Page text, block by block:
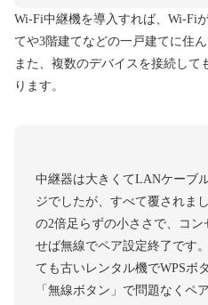
Wi-Fi中継機を導入すれば、Wi-Fi
てや3階建てなどの一戸建てに住
また、複数のデバイスを接続して
ります。
中継器は大きくてLANケーブ
ジでしたが、すべて覆されま
の2倍足らずの小ささで、コ
せば無線でペア設定終了です
ても古いレンタル機でWPSボ
「無線ボタン」で問題なくペ